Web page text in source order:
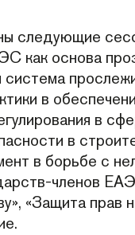
следующие
как основа
система
в
в
в
в борьбе с
членов
«Защита прав